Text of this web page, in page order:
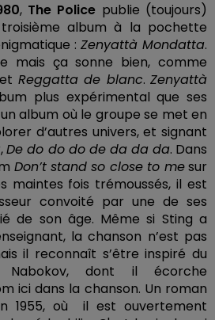
, The Police publie (toujours)
troisième album à la pochette
: Zenyattà Mondatta.
mais ça sonne bien, comme
Reggatta de blanc. Zenyattà
plus expérimental que ses
album où le groupe se met en
d’autres univers, et signant
De do do do de da da da. Dans
Don’t stand so close to mesur
maintes fois trémoussés, il est
convoité par une de ses
de son âge. Même si Sting a
la chanson n’est pas
il reconnaît s’être inspiré du
dont il écorche
ici dans la chanson. Un roman
1955, où il est ouvertement